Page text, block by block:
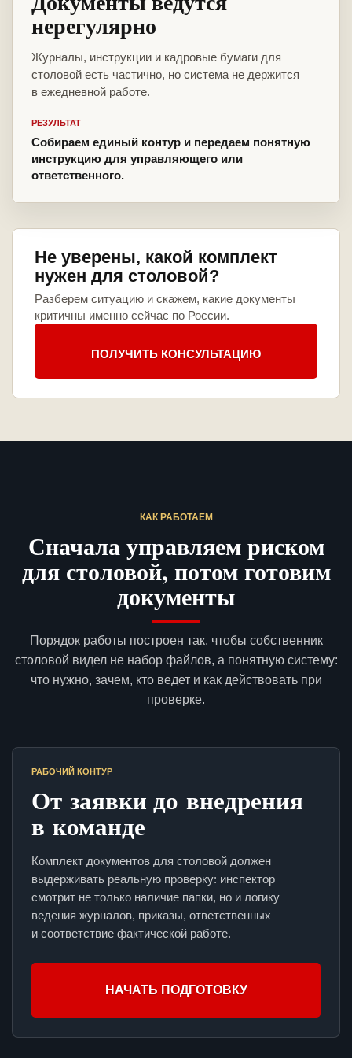
нерегулярно
Журналы, инструкции и кадровые бумаги для
столовой есть частично, но система не держится
в ежедневной работе.
РЕЗУЛЬТАТ
Собираем единый контур и передаем понятную
инструкцию для управляющего или
ответственного.
Не уверены, какой комплект
нужен для столовой?
Разберем ситуацию и скажем, какие документы
критичны именно сейчас по России.
ПОЛУЧИТЬ КОНСУЛЬТАЦИЮ
КАК РАБОТАЕМ
Сначала управляем риском
для столовой, потом готовим
документы
Порядок работы построен так, чтобы собственник
столовой видел не набор файлов, а понятную систему:
что нужно, зачем, кто ведет и как действовать при
проверке.
РАБОЧИЙ КОНТУР
От заявки до внедрения
в команде
Комплект документов для столовой должен
выдерживать реальную проверку: инспектор
смотрит не только наличие папки, но и логику
ведения журналов, приказы, ответственных
и соответствие фактической работе.
НАЧАТЬ ПОДГОТОВКУ